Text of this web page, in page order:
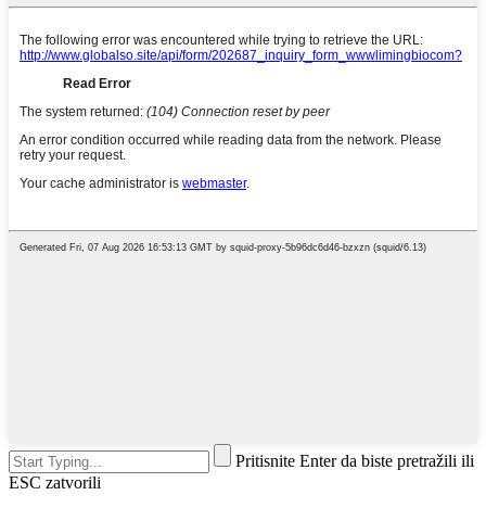
Pritisnite Enter da biste pretražili ili
ESC zatvorili